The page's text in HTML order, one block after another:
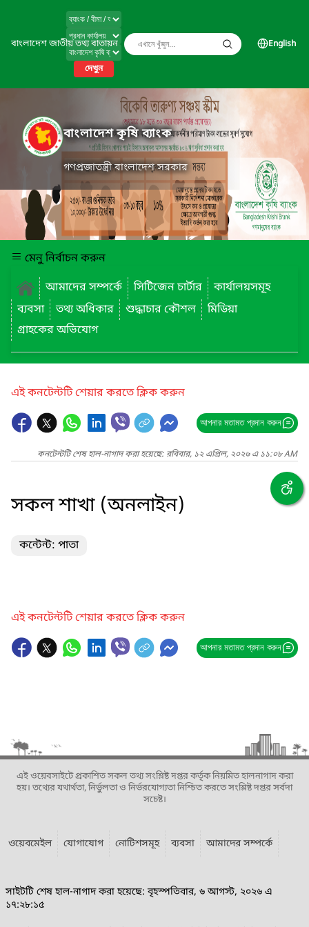
বাংলাদেশ জাতীয় তথ্য বাতায়ন
দেখুন
English
বাংলাদেশ কৃষি ব্যাংক
গণপ্রজাতন্ত্রী বাংলাদেশ সরকার
মেনু নির্বাচন করুন
আমাদের সম্পর্কে
সিটিজেন চার্টার
কার্যালয়সমূহ
ব্যবসা
তথ্য অধিকার শুদ্ধাচার কৌশল
মিডিয়া
গ্রাহকের অভিযোগ
এই কনটেন্টটি শেয়ার করতে ক্লিক করুন
আপনার মতামত প্রদান করুন
কনটেন্টটি শেষ হাল-নাগাদ করা হয়েছে: রবিবার, ১২ এপ্রিল, ২০২৬ এ ১১:০৮ AM
সকল শাখা (অনলাইন)
কন্টেন্ট: পাতা
এই কনটেন্টটি শেয়ার করতে ক্লিক করুন
আপনার মতামত প্রদান করুন
এই ওয়েবসাইটে প্রকাশিত সকল তথ্য সংশ্লিষ্ট দপ্তর কর্তৃক নিয়মিত হালনাগাদ করা
হয়। তথ্যের যথার্থতা, নির্ভুলতা ও নির্ভরযোগ্যতা নিশ্চিত করতে সংশ্লিষ্ট দপ্তর সর্বদা
সচেষ্ট।
ওয়েবমেইল যোগাযোগ নোটিশসমূহ ব্যবসা আমাদের সম্পর্কে
সাইটটি শেষ হাল-নাগাদ করা হয়েছে: বৃহস্পতিবার, ৬ আগস্ট, ২০২৬ এ
১৭:২৮:১৫